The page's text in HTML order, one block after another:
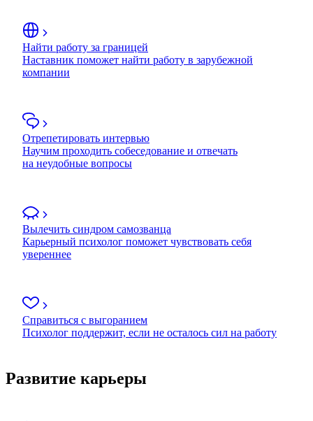
Найти работу за границей
Наставник поможет найти работу в зарубежной
компании
Отрепетировать интервью
Научим проходить собеседование и отвечать
на неудобные вопросы
Вылечить синдром самозванца
Карьерный психолог поможет чувствовать себя
увереннее
Справиться с выгоранием
Психолог поддержит, если не осталось сил на работу
Развитие карьеры